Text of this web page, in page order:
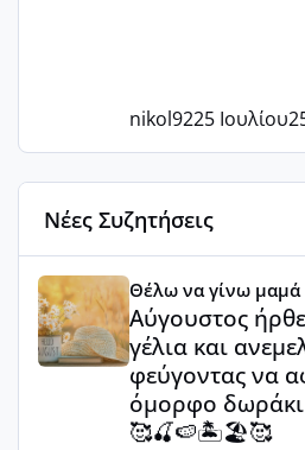
nikol9225 Ιουλίου
Νέες Συζητήσεις
Αύγουστος ήρθε ξανά
Θέλω να γίνω μαμά
Αύγουστος
γέλια και
φεύγοντας να
όμορφο δωράκι
🥰🍒🍉🏝️🏖️🥰